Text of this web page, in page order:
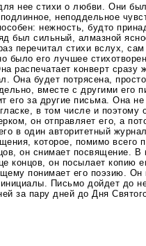
нее стихи о любви. Они
неподдельное
нежность, будто
был сильный, алмазной
перечитал стихи вслух,
было его лучшее
распечатает конверт сразу
Она будет потрясена,
вместе с другими его
его за другие письма. Она не
в том числе и поэтому
он отправляет его, а
в один авторитетный
которое, помимо всего
он снимает посвящение. В
концов, он посылает копию
понимает его поэзию. Он
Письмо дойдет до
за пару дней до Дня